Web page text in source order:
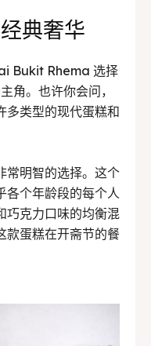
典奢华
Bukit Rhema 选择
角。也许你会问，
多类型的现代蛋糕和
常明智的选择。这个
各个年龄段的每个人
巧克力口味的均衡混
款蛋糕在开斋节的餐